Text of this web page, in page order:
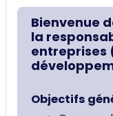
Bienvenue
la
entreprises
Objectifs